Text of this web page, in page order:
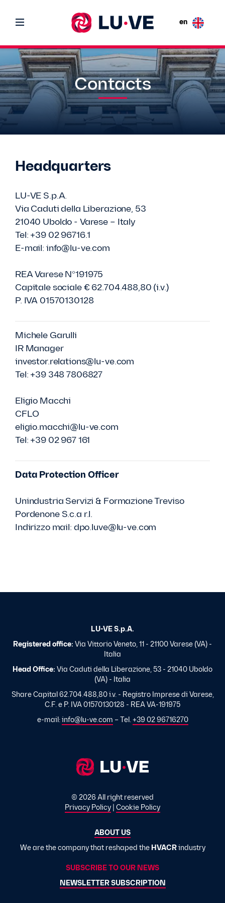
en
Contacts
Headquarters
LU-VE S.p.A.
Via Caduti della Liberazione, 53
21040 Uboldo - Varese – Italy
Tel: +39 02 96716.1
E-mail: info@lu-ve.com
REA Varese N°191975
Capitale sociale € 62.704.488,80 (i.v.)
P. IVA 01570130128
Michele Garulli
IR Manager
investor.relations@lu-ve.com
Tel: +39 348 7806827
Eligio Macchi
CFLO
eligio.macchi@lu-ve.com
Tel: +39 02 967 161
Data Protection Officer
Unindustria Servizi & Formazione Treviso
Pordenone S.c.a r.l.
Indirizzo mail: dpo.luve@lu-ve.com
LU-VE S.p.A.
Registered office: Via Vittorio Veneto, 11 - 21100 Varese (VA) -
Italia
Head Office: Via Caduti della Liberazione, 53 - 21040 Uboldo
(VA) - Italia
Share Capital 62.704.488,80 i.v. - Registro Imprese di Varese,
C.F. e P. IVA 01570130128 - REA VA-191975
e-mail: info@lu-ve.com – Tel. +39 02 96716270
© 2026 All right reserved
Privacy Policy
Cookie Policy
ABOUT US
We are the company that reshaped the HVACRindustry
SUBSCRIBE TO OUR NEWS
NEWSLETTER SUBSCRIPTION